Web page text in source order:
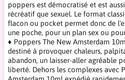
poppers est démocratisé et est
récréatif que sexuel. Le format
flacon ou pocket permet donc de
une poche, pour un plan sex ou
♦ Poppers The New Amsterdam
destiné à provoquer chaleurs,
abandon, un laisser-aller agréable
liberté. Dehors les complexes avec